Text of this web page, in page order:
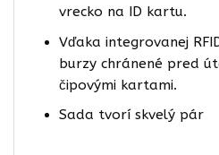
vrecko na ID kartu.
Vďaka integrovanej
burzy chránené pred
čipovými kartami.
Sada tvorí skvelý pár